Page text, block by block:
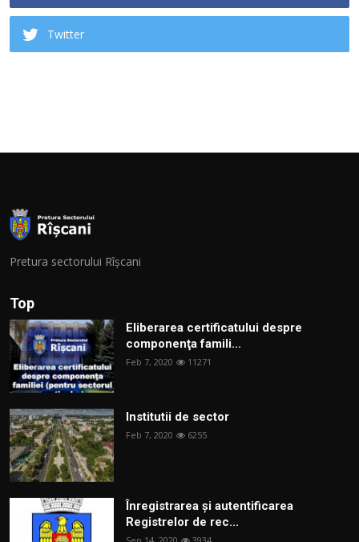
Twitter
Pretura sectorului Rîșcani
Top
Eliberarea certificatului despre
componenţa famili...
Feb 7, 2020 11271
Institutii de sector
Feb 7, 2020 6255
Înregistrarea și autentificarea
Registrelor de rec...